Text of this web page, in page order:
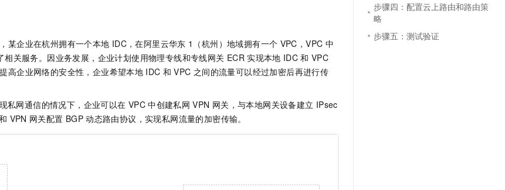
某企业在杭州拥有一个本地 IDC，在阿里云华东 1（杭州）地域拥有一个 VPC，VPC 中
相关服务。因业务发展，企业计划使用物理专线和专线网关 ECR 实现本地 IDC 和 VPC
高企业网络的安全性，企业希望本地 IDC 和 VPC 之间的流量可以经过加密后再进行传
私网通信的情况下，企业可以在 VPC 中创建私网 VPN 网关，与本地网关设备建立 IPsec
VPN 网关配置 BGP 动态路由协议，实现私网流量的加密传输。
步骤四：配置云上路由和路由策
略
步骤五：测试验证